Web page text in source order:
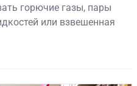
горючие газы, пары
или взвешенная